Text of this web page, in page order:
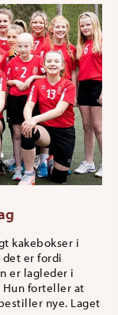
kakebokser i
er fordi
er lagleder i
Hun forteller at
nye. Laget